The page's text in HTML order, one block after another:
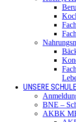
UNSERE SCHULE
BNE –
AKBK